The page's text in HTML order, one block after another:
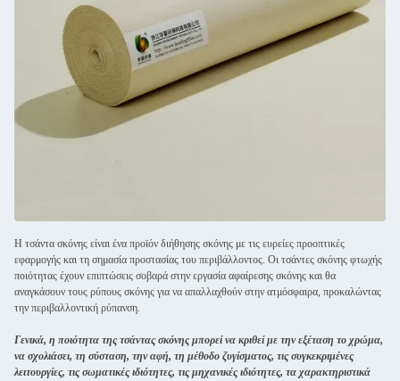
Η τσάντα σκόνης είναι ένα προϊόν διήθησης σκόνης με τις ευρείες προοπτικές
εφαρμογής και τη σημασία προστασίας του περιβάλλοντος. Οι τσάντες σκόνης φτωχής
ποιότητας έχουν επιπτώσεις σοβαρά στην εργασία αφαίρεσης σκόνης και θα
αναγκάσουν τους ρύπους σκόνης για να απαλλαχθούν στην ατμόσφαιρα, προκαλώντας
την περιβαλλοντική ρύπανση.
Γενικά, η ποιότητα της τσάντας σκόνης μπορεί να κριθεί με την εξέταση το χρώμα,
να σχολιάσει, τη σύσταση, την αφή, τη μέθοδο ζυγίσματος, τις συγκεκριμένες
λειτουργίες, τις σωματικές ιδιότητες, τις μηχανικές ιδιότητες, τα χαρακτηριστικά